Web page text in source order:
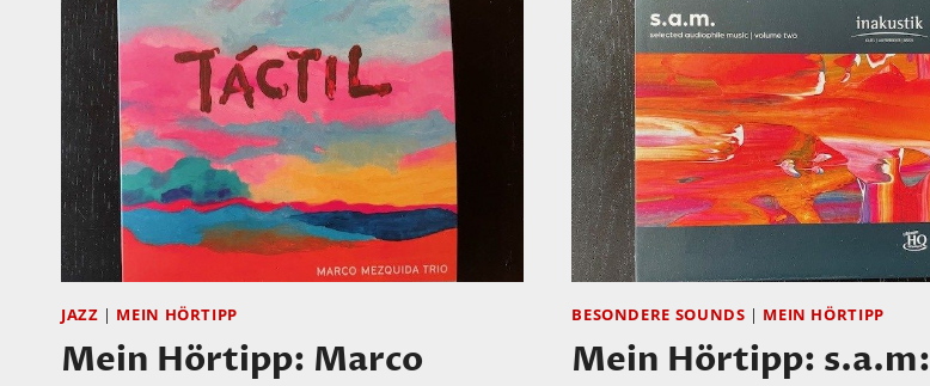
JAZZ | MEIN HÖRTIPP
Mein Hörtipp: Marco
BESONDERE SOUNDS | MEIN HÖRTIPP
Mein Hörtipp: s.a.m: